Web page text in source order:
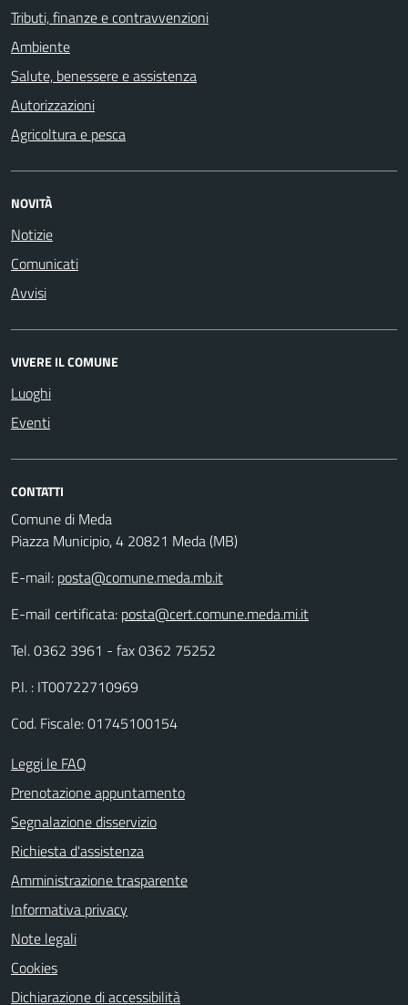
Tributi, finanze e contravvenzioni
Ambiente
Salute, benessere e assistenza
Autorizzazioni
Agricoltura e pesca
NOVITÀ
Notizie
Comunicati
Avvisi
VIVERE IL COMUNE
Luoghi
Eventi
CONTATTI
Comune di Meda
Piazza Municipio, 4 20821 Meda (MB)
E-mail: posta@comune.meda.mb.it
E-mail certificata: posta@cert.comune.meda.mi.it
Tel. 0362 3961 - fax 0362 75252
P.I. : IT00722710969
Cod. Fiscale: 01745100154
Leggi le FAQ
Prenotazione appuntamento
Segnalazione disservizio
Richiesta d'assistenza
Amministrazione trasparente
Informativa privacy
Note legali
Cookies
Dichiarazione di accessibilità